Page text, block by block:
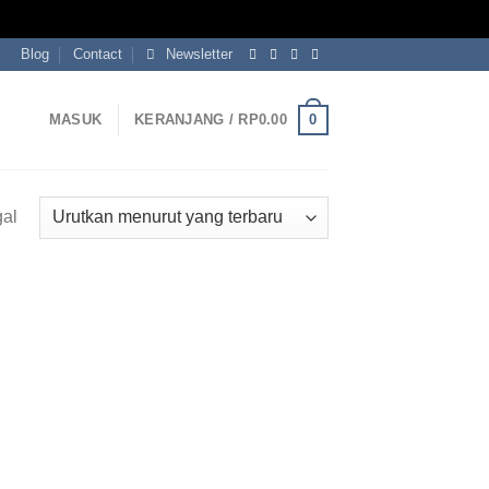
Blog Contact Newsletter
MASUK KERANJANG / RP0.00 0